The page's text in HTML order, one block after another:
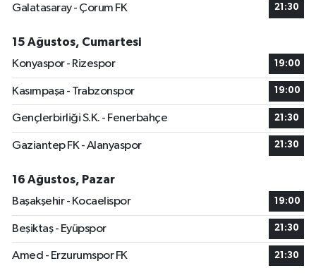
Galatasaray - Çorum FK
21:30
15 Ağustos, Cumartesi
Konyaspor - Rizespor
19:00
Kasımpaşa - Trabzonspor 19:00
Gençlerbirliği S.K. - Fenerbahçe 21:30
Gaziantep FK - Alanyaspor 21:30
16 Ağustos, Pazar
Başakşehir - Kocaelispor
19:00
Beşiktaş - Eyüpspor 21:30
Amed - Erzurumspor FK 21:30